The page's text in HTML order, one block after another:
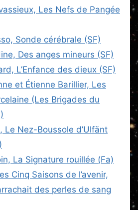
Les Nefs de Pangée
Sonde cérébrale (SF)
Des anges mineurs (SF)
L’Enfance des dieux (SF)
et Étienne Barillier, Les
(Les Brigades du
Le Nez-Boussole d’Ulfänt
La Signature rouillée (Fa)
Cinq Saisons de l’avenir,
des perles de sang